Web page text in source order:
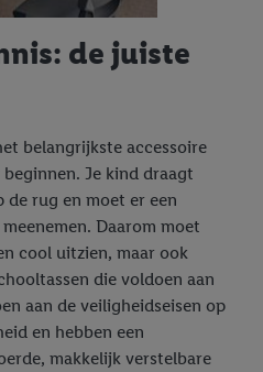
de juiste
belangrijkste accessoire
Je kind draagt
de rug en moet er een
Daarom moet
cool uitzien, maar ook
die voldoen aan
aan de veiligheidseisen op
en hebben een
makkelijk verstelbare